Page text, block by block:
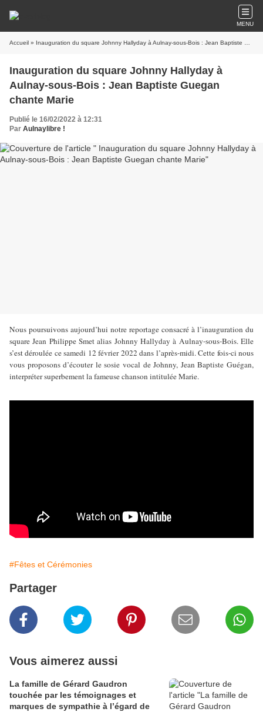
MENU
Accueil » Inauguration du square Johnny Hallyday à Aulnay-sous-Bois : Jean Baptiste Guegan chante Marie
Inauguration du square Johnny Hallyday à
Aulnay-sous-Bois : Jean Baptiste Guegan
chante Marie
Publié le 16/02/2022 à 12:31
Par Aulnaylibre !
Nous poursuivons aujourd’hui notre reportage consacré à l’inauguration du
square Jean Philippe Smet alias Johnny Hallyday à Aulnay-sous-Bois. Elle
s’est déroulée ce samedi 12 février 2022 dans l’après-midi. Cette fois-ci nous
vous proposons d’écouter le sosie vocal de Johnny, Jean Baptiste Guégan,
interpréter superbement la fameuse chanson intitulée Marie.
#Fêtes et Cérémonies
Partager
Vous aimerez aussi
La famille de Gérard Gaudron
touchée par les témoignages et
marques de sympathie à l’égard de